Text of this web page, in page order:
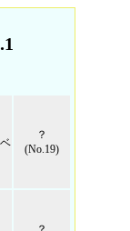
？
(No.19)